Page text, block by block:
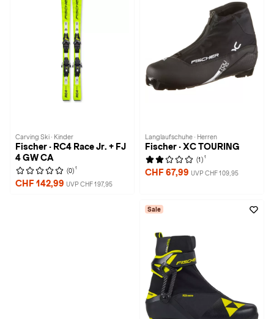
Carving Ski · Kinder
Fischer · RC4 Race Jr. + FJ
4 GW CA
(0) 1
CHF 142,99 UVP CHF 197,95
Langlaufschuhe · Herren
Fischer · XC TOURING
(1) 1
CHF 67,99 UVP CHF 109,95
Sale